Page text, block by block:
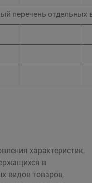
перечень отдельных
характеристик,
в
видов товаров,